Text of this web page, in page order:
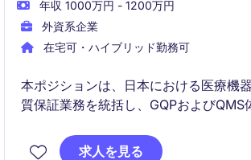
年収 1000万円 - 1200万円
外資系企業
在宅可・ハイブリッド勤務可
本ポジションは、日本における医療機
質保証業務を統括し、GQPおよびQMS
応など幅広いQA活動をリードします。
求人を見る